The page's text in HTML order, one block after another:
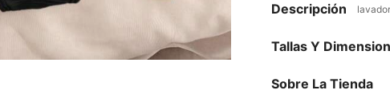
Descripción
Tallas Y
Sobre La Tienda
4.85